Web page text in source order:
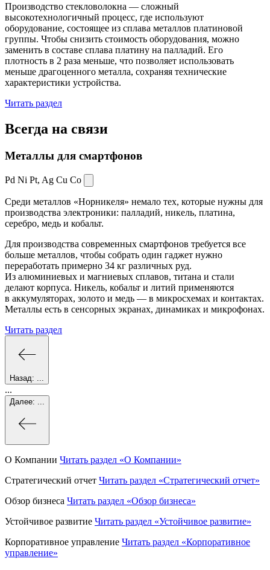
Производство стекловолокна — сложный
высокотехнологичный процесс, где используют
оборудование, состоящее из сплава металлов платиновой
группы. Чтобы снизить стоимость оборудования, можно
заменить в составе сплава платину на палладий. Его
плотность в 2 раза меньше, что позволяет использовать
меньше драгоценного металла, сохраняя технические
характеристики устройства.
Читать раздел
Всегда на связи
Металлы для смартфонов
Pd Ni Pt, Ag Cu Co
Среди металлов «Норникеля» немало тех, которые нужны для
производства электроники: палладий, никель, платина,
серебро, медь и кобальт.
Для производства современных смартфонов требуется все
больше металлов, чтобы собрать один гаджет нужно
переработать примерно 34 кг различных руд.
Из алюминиевых и магниевых сплавов, титана и стали
делают корпуса. Никель, кобальт и литий применяются
в аккумуляторах, золото и медь — в микросхемах и контактах.
Металлы есть в сенсорных экранах, динамиках и микрофонах.
Читать раздел
Назад:
...
Далее:
О Компании Читать раздел «О Компании»
Стратегический отчет Читать раздел «Стратегический отчет»
Обзор бизнеса Читать раздел «Обзор бизнеса»
Устойчивое развитие Читать раздел «Устойчивое развитие»
Корпоративное управление Читать раздел «Корпоративное
управление»